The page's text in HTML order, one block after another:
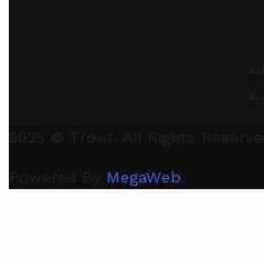
2025 © Trovit. All Rights
Powered By MegaWeb